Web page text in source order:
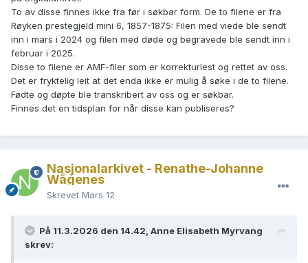
To av disse finnes ikke fra før i søkbar form. De to filene er fra
Røyken prestegjeld mini 6, 1857-1875: Filen med viede ble sendt
inn i mars i 2024 og filen med døde og begravede ble sendt inn i
februar i 2025.
Disse to filene er AMF-filer som er korrekturlest og rettet av oss.
Det er fryktelig leit at det enda ikke er mulig å søke i de to filene.
Fødte og døpte ble transkribert av oss og er søkbar.
Finnes det en tidsplan for når disse kan publiseres?
Nasjonalarkivet - Renathe-Johanne
Wågenes
Skrevet Mars 12
På 11.3.2026 den 14.42, Anne Elisabeth Myrvang
skrev: